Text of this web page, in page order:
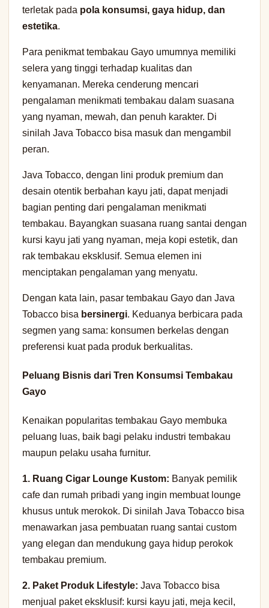
terletak pada pola konsumsi, gaya hidup, dan
estetika.
Para penikmat tembakau Gayo umumnya memiliki
selera yang tinggi terhadap kualitas dan
kenyamanan. Mereka cenderung mencari
pengalaman menikmati tembakau dalam suasana
yang nyaman, mewah, dan penuh karakter. Di
sinilah Java Tobacco bisa masuk dan mengambil
peran.
Java Tobacco, dengan lini produk premium dan
desain otentik berbahan kayu jati, dapat menjadi
bagian penting dari pengalaman menikmati
tembakau. Bayangkan suasana ruang santai dengan
kursi kayu jati yang nyaman, meja kopi estetik, dan
rak tembakau eksklusif. Semua elemen ini
menciptakan pengalaman yang menyatu.
Dengan kata lain, pasar tembakau Gayo dan Java
Tobacco bisa bersinergi. Keduanya berbicara pada
segmen yang sama: konsumen berkelas dengan
preferensi kuat pada produk berkualitas.
Peluang Bisnis dari Tren Konsumsi Tembakau
Gayo
Kenaikan popularitas tembakau Gayo membuka
peluang luas, baik bagi pelaku industri tembakau
maupun pelaku usaha furnitur.
1. Ruang Cigar Lounge Kustom: Banyak pemilik
cafe dan rumah pribadi yang ingin membuat lounge
khusus untuk merokok. Di sinilah Java Tobacco bisa
menawarkan jasa pembuatan ruang santai custom
yang elegan dan mendukung gaya hidup perokok
tembakau premium.
2. Paket Produk Lifestyle: Java Tobacco bisa
menjual paket eksklusif: kursi kayu jati, meja kecil,